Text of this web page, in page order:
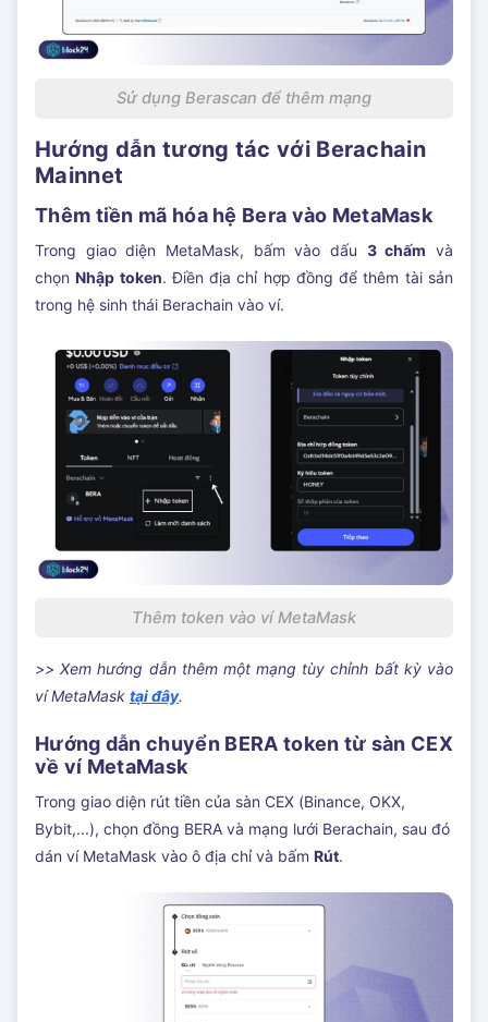
Sử dụng Berascan để thêm mạng
Hướng dẫn tương tác với Berachain
Mainnet
Thêm tiền mã hóa hệ Bera vào MetaMask
Trong giao diện MetaMask, bấm vào dấu 3 chấm và
chọnNhập token. Điền địa chỉ hợp đồng để thêm tài sản
trong hệ sinh thái Berachain vào ví.
Thêm token vào ví MetaMask
>> Xem hướng dẫn thêm một mạng tùy chỉnh bất kỳ vào
ví MetaMask tại đây.
Hướng dẫn chuyển BERA token từ sàn CEX
về ví MetaMask
Trong giao diện rút tiền của sàn CEX (Binance, OKX,
Bybit,...), chọn đồng BERA và mạng lưới Berachain, sau đó
dán ví MetaMask vào ô địa chỉ và bấm Rút.